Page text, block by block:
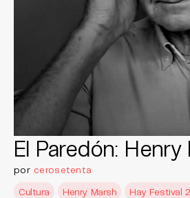
El Paredón: Henry
por cerosetenta
Cultura
Henry Marsh Hay Festival